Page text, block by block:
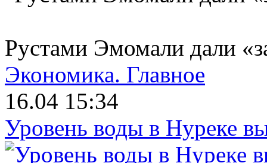
Рустами Эмомали дали
Экономика. Главное
16.04 15:34
Уровень воды в Нуреке